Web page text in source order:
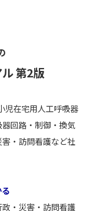
第2版
児在宅用人工呼吸器
回路・制御・換気
・訪問看護など社
・災害・訪問看護